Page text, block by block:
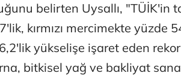
belirten Uysallı, "TÜİK'in
kırmızı mercimekte yüzde
yükselişe işaret eden
bitkisel yağ ve bakliyat